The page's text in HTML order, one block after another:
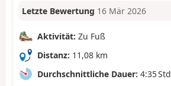
Letzte Bewertung 16 Mär 2026
Aktivität: Zu Fuß
Distanz: 11,08 km
Durchschnittliche Dauer: 4:35